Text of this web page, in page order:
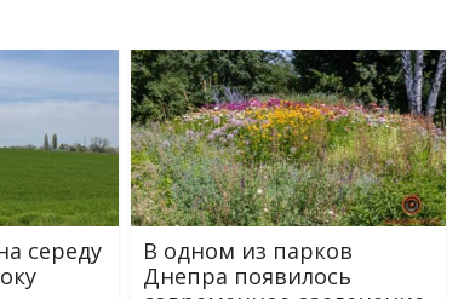
середу
В одном из парков
Днепра появилось